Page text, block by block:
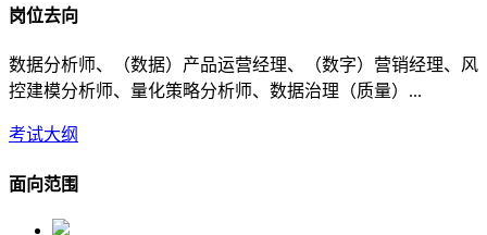
岗位去向
数据分析师、（数据）产品运营经理、（数字）营销经理、风
控建模分析师、量化策略分析师、数据治理（质量）...
考试大纲
面向范围